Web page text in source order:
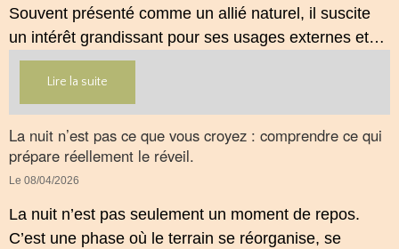
Souvent présenté comme un allié naturel, il suscite
un intérêt grandissant pour ses usages externes et
son interaction avec le système endocannabinoïde.
Cet article propose une mise au point claire, moderne
et conforme à la réglementation française de 2026.
Lire la suite
La nuit n’est pas ce que vous croyez : comprendre ce qui
prépare réellement le réveil.
Le 08/04/2026
La nuit n’est pas seulement un moment de repos.
C’est une phase où le terrain se réorganise, se